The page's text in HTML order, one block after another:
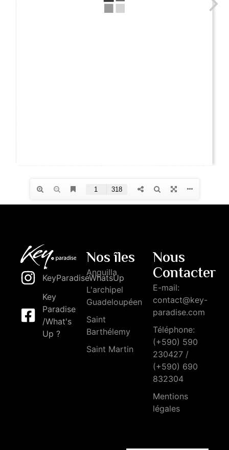
KeyParadiseWhatsUp
Key
Paradise
/What's
Up ?
Nos îles
Anguilla
L'archipel
Guadeloupéen
Saint
Barthélemy
Saint Martin
Nous
Contacter
E-mail:
contact@key-
paradise.com
Téléphone:
(+590) 590
230427 /
(+590) 690
832304
Mentions
légales